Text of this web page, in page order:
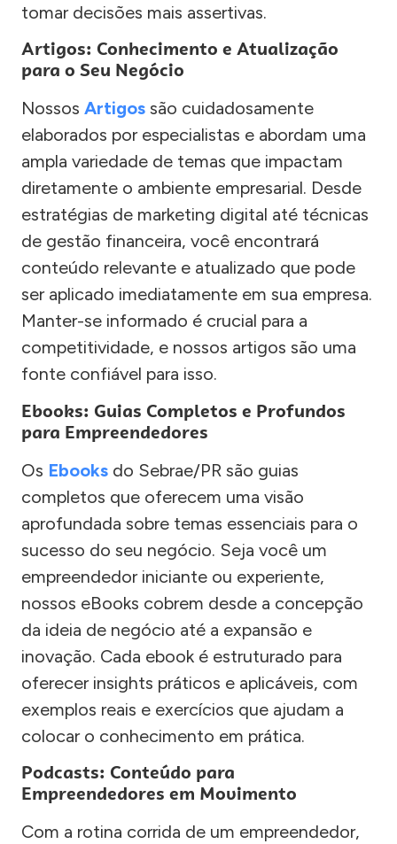
tomar decisões mais assertivas.
Artigos: Conhecimento e Atualização
para o Seu Negócio
Nossos Artigos são cuidadosamente
elaborados por especialistas e abordam uma
ampla variedade de temas que impactam
diretamente o ambiente empresarial. Desde
estratégias de marketing digital até técnicas
de gestão financeira, você encontrará
conteúdo relevante e atualizado que pode
ser aplicado imediatamente em sua empresa.
Manter-se informado é crucial para a
competitividade, e nossos artigos são uma
fonte confiável para isso.
Ebooks: Guias Completos e Profundos
para Empreendedores
Os Ebooks do Sebrae/PR são guias
completos que oferecem uma visão
aprofundada sobre temas essenciais para o
sucesso do seu negócio. Seja você um
empreendedor iniciante ou experiente,
nossos eBooks cobrem desde a concepção
da ideia de negócio até a expansão e
inovação. Cada ebook é estruturado para
oferecer insights práticos e aplicáveis, com
exemplos reais e exercícios que ajudam a
colocar o conhecimento em prática.
Podcasts: Conteúdo para
Empreendedores em Movimento
Com a rotina corrida de um empreendedor,